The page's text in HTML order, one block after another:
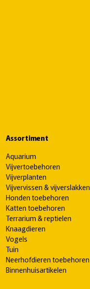
Assortiment
Aquarium
Vijvertoebehoren
Vijverplanten
Vijvervissen & vijverslakken
Honden toebehoren
Katten toebehoren
Terrarium & reptielen
Knaagdieren
Vogels
Tuin
Neerhofdieren toebehoren
Binnenhuisartikelen